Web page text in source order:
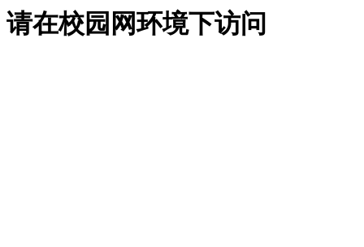
请在校园网环境下访问